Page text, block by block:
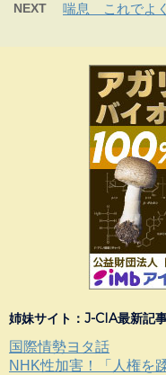
NEXT 喘息 これでよ
姉妹サイト：J-CIA最新記
国際情勢ヨタ話
NHK性加害！「人権を